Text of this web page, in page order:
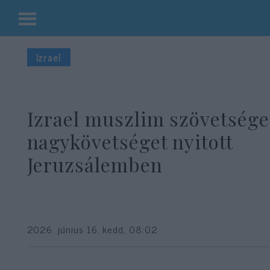
Kilépés
tartalomba
Izrael
Izrael muszlim
nagykövetséget nyitott
Jeruzsálemben
2026. június 16. kedd, 08:02